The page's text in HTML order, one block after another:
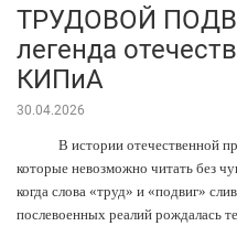
ТРУДОВОЙ
легенда
КИПиА
30.04.2026
В истории отечественной
которые невозможно читать без
когда слова «труд» и «подвиг»
послевоенных реалий рождалась